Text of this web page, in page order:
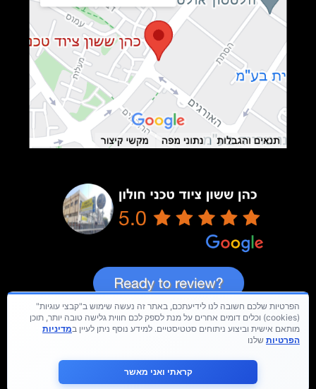
כל הזכויות שמורות © hay-group.co.il בנית אתרים 2024
הפרטיות שלכם חשובה לנו לידיעתכם, באתר זה נעשה שימוש ב"קבצי עוגיות"
(cookies) וכלים דומים אחרים על מנת לספק לכם חווית גלישה טובה יותר, תוכן
מותאם אישית וביצוע ניתוחים סטטיסטיים. למידע נוסף ניתן לעיין במדיניות
הפרטיות שלנו
קראתי ואני מאשר